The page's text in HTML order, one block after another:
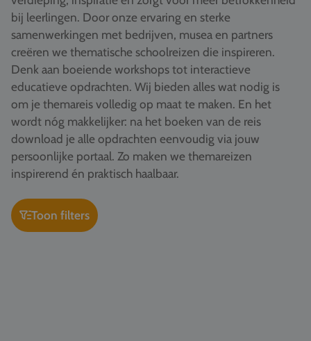
Een offerte aanvragen
Referenties
Vacatures
Contact
076 522 30 57
Klantportaal
bij leerlingen. Door onze ervaring en sterke
samenwerkingen met bedrijven, musea en partners
creëren we thematische schoolreizen die inspireren.
Denk aan boeiende workshops tot interactieve
educatieve opdrachten. Wij bieden alles wat nodig is
om je themareis volledig op maat te maken. En het
wordt nóg makkelijker: na het boeken van de reis
download je alle opdrachten eenvoudig via jouw
persoonlijke portaal. Zo maken we themareizen
inspirerend én praktisch haalbaar.
Toon filters